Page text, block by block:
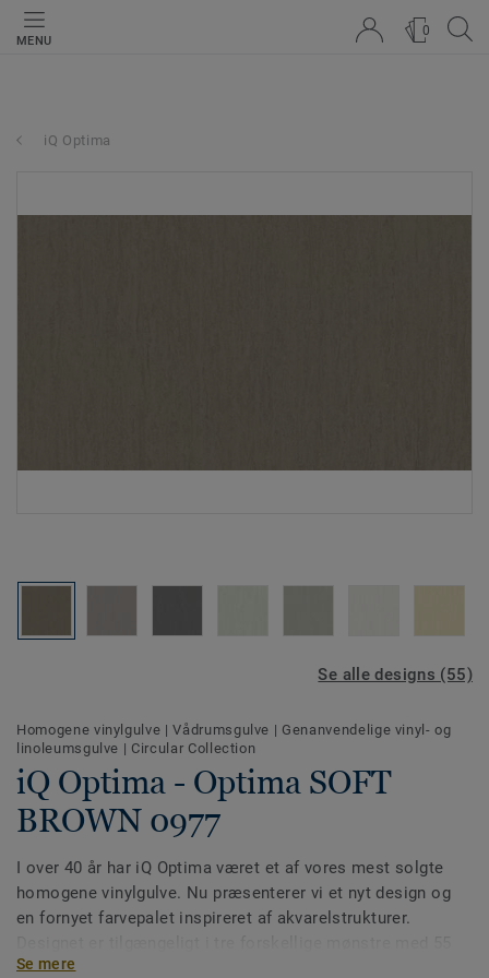
MENU
0
iQ Optima
Se alle designs (55)
Homogene vinylgulve |Vådrumsgulve | Genanvendelige vinyl- og
linoleumsgulve | Circular Collection
iQ Optima - Optima SOFT
BROWN 0977
I over 40 år har iQ Optima været et af vores mest solgte
homogene vinylgulve. Nu præsenterer vi et nyt design og
en fornyet farvepalet inspireret af akvarelstrukturer.
farver. iQ Optima er kendt for sin PUR-overflade, som
Se mere